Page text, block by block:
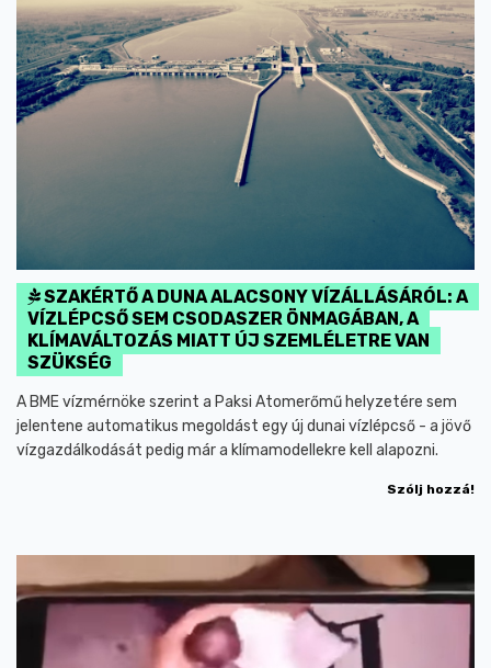
SZAKÉRTŐ A DUNA ALACSONY VÍZÁLLÁSÁRÓL: A
VÍZLÉPCSŐ SEM CSODASZER ÖNMAGÁBAN, A
KLÍMAVÁLTOZÁS MIATT ÚJ SZEMLÉLETRE VAN
SZÜKSÉG
A BME vízmérnöke szerint a Paksi Atomerőmű helyzetére sem
jelentene automatikus megoldást egy új dunai vízlépcső - a jövő
vízgazdálkodását pedig már a klímamodellekre kell alapozni.
Szólj hozzá!